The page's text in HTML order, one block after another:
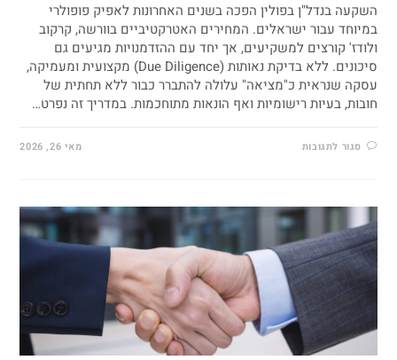
השקעה בנדל"ן בפולין הפכה בשנים האחרונות לאפיק פופולרי
במיוחד עבור ישראלים. המחירים האטרקטיביים בוורשה, קרקוב
ולודז' קורצים למשקיעים, אך יחד עם ההזדמנויות מגיעים גם
סיכונים. ללא בדיקת נאותות (Due Diligence) מקצועית ומעמיקה,
עסקה שנראית כ"מציאה" עלולה להתברר כבור ללא תחתית של
חובות, בעיות רישומיות ואף הונאות מתוחכמות. במדריך זה נפרט…
סגור לתגובות מאי 26, 2026